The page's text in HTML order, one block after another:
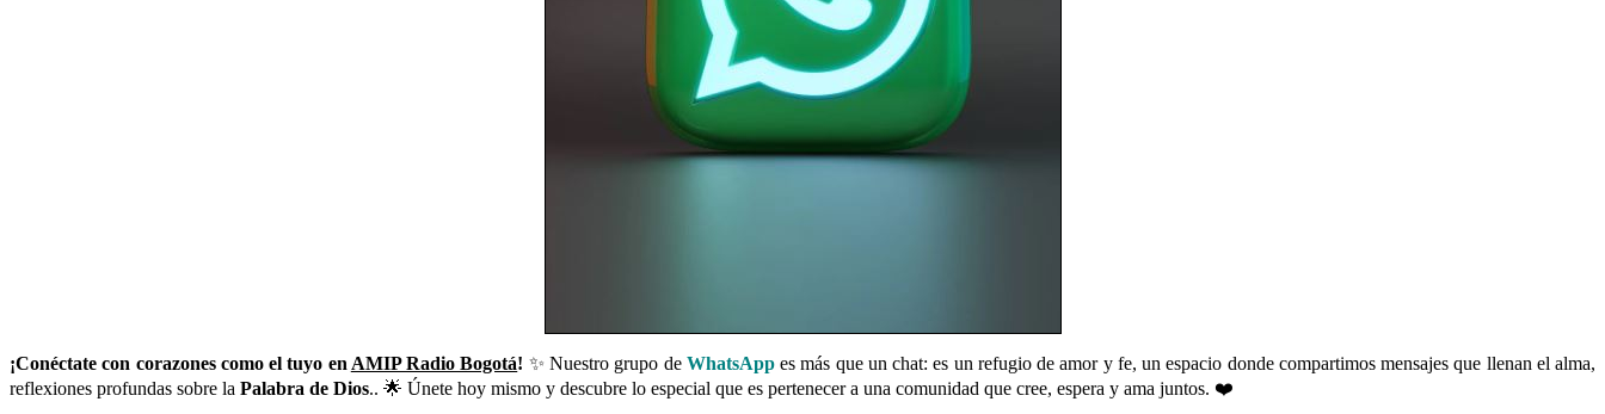
¡Conéctate con corazones como el tuyo en AMIP Radio Bogotá! ✨ Nuestro grupo de WhatsAppes más que un chat: es un refugio de amor y fe, un espacio donde compartimos mensajes que llenan el alma,
reflexiones profundas sobre la Palabra de Dios.. 🌟 Únete hoy mismo y descubre lo especial que es pertenecer a una comunidad que cree, espera y ama juntos. ❤️